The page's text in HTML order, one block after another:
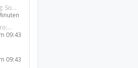
So...
09:43
09:43